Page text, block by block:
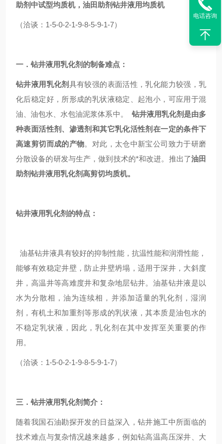
助剂中试型均质机， 油田助剂钻井液用均质机
（洽谈：1-5-0-2-1-9-8-5-9-1-7）
一． 钻井液用乳化剂 的制备难点：
钻井液用乳化剂 具有较强的表面活性，乳化能力较强，乳
化后稳定好，所形成的乳状液稳定、起泡小，可应用于混
油、油包水、水包油泥浆体系中。
钻井液用乳化剂是由多
种表面活性剂、渗透剂和其它乳化活性剂在一定的条件下
高速剪切而成的产物。 对此，太仓中新宝公司致力于研磨
分散设备的研发与生产 ，做到技术的*和改进。 推出了油田
助剂钻井液用乳化剂高剪切均质机。
钻井液用乳化剂 的特点：
油基钻井液具有较好的抑制性能，抗温性能和润滑性能，
能够有效稳定井壁，防止井壁坍塌，适用于深井，大斜度
井，高温井等高难度井和复杂地层钻井。油基钻井液是以
水为分散相，油为连续相，并添加适量的乳化剂，湿润
剂，有机土和加重剂等形成的乳状液，其本质是油包水的
不稳定乳状液，因此，乳化剂在其中发挥至关重要的作
用。
（洽谈：1-5-0-2-1-9-8-5-9-1-7）
三． 钻井液用乳化剂简介：
随着我国石油勘探开发的日益深入，钻井施工中所面临的
技术难点与复杂情况越来越多，例如钻高温高压深井、大
电话咨询